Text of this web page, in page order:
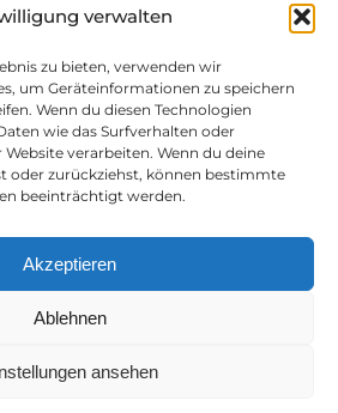
verwalten
zu bieten, verwenden wir
um Geräteinformationen zu speichern
Wenn du diesen Technologien
wie das Surfverhalten oder
verarbeiten. Wenn du deine
oder zurückziehst, können bestimmte
beeinträchtigt werden.
Akzeptieren
Ablehnen
ansehen
Steirische Eisenwurzen GmbH
35
|Cookie-Richtlinie